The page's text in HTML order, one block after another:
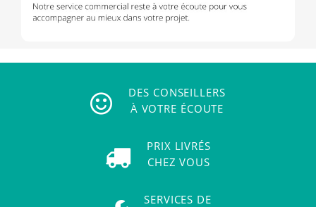
DES CONSEILLERS
À VOTRE ÉCOUTE
PRIX LIVRÉS
CHEZ VOUS
SERVICES DE